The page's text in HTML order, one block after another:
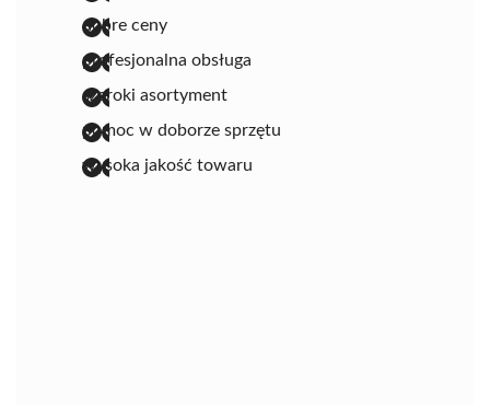
dobre ceny
profesjonalna obsługa
szeroki asortyment
pomoc w doborze sprzętu
wysoka jakość towaru